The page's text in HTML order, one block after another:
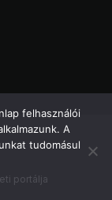
portálja
felhasználói
A
tudomásul